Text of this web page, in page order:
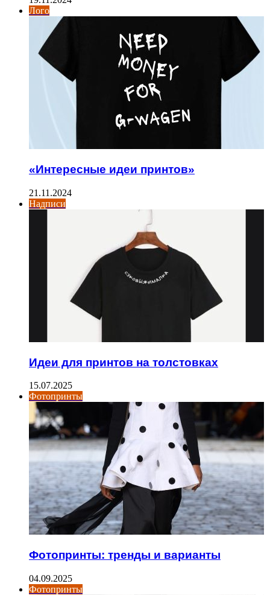
Лого
«Интересные идеи принтов»
21.11.2024
Надписи
Идеи для принтов на толстовках
15.07.2025
Фотопринты
Фотопринты: тренды и варианты
04.09.2025
Фотопринты